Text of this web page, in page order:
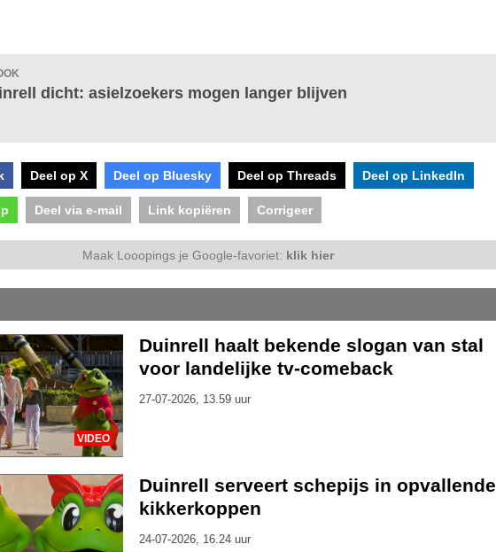
dicht: asielzoekers mogen langer blijven
Deel op X Deel op Bluesky Deel op Threads Deel op LinkedIn
Deel via e-mail Link kopiëren Corrigeer
Maak Looopings je Google-favoriet: klik hier
VIDEO
Duinrell haalt bekende slogan van stal
voor landelijke tv-comeback
27-07-2026, 13.59 uur
Duinrell serveert schepijs in opvallende
kikkerkoppen
24-07-2026, 16.24 uur